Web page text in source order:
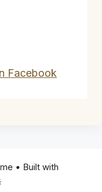
Facebook
• Built with